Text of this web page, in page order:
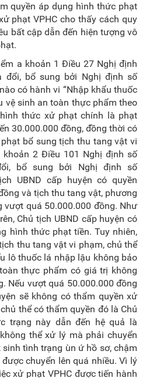
quyền áp dụng hình thức phạt
phạt VPHC cho thấy cách quy
bất cập dẫn đến hiện tượng vô
a khoản 1 Điều 27 Nghị định
đổi, bổ sung bởi Nghị định số
có hành vi “Nhập khẩu thuốc
vệ sinh an toàn thực phẩm theo
thức xử phạt chính là phạt
30.000.000 đồng, đồng thời có
bổ sung tịch thu tang vật vi
khoản 2 Điều 101 Nghị định số
bổ sung bởi Nghị định số
UBND cấp huyện có quyền
và tịch thu tang vật, phương
vượt quá 50.000.000 đồng. Như
Chủ tịch UBND cấp huyện có
hình thức phạt tiền. Tuy nhiên,
thu tang vật vi phạm, chủ thể
lô thuốc lá nhập lậu không bảo
thực phẩm có giá trị không
Nếu vượt quá 50.000.000 đồng
sẽ không có thẩm quyền xử
thể có thẩm quyền đó là Chủ
trạng này dẫn đến hệ quả là
thể xử lý mà phải chuyển
tình trạng ùn ứ hồ sơ, chậm
chuyển lên quá nhiều. Vì lý
xử phạt VPHC được tiến hành